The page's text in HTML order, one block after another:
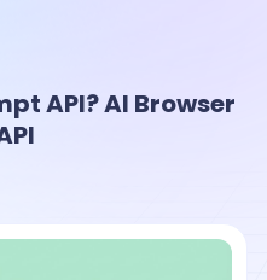
API? AI Browser